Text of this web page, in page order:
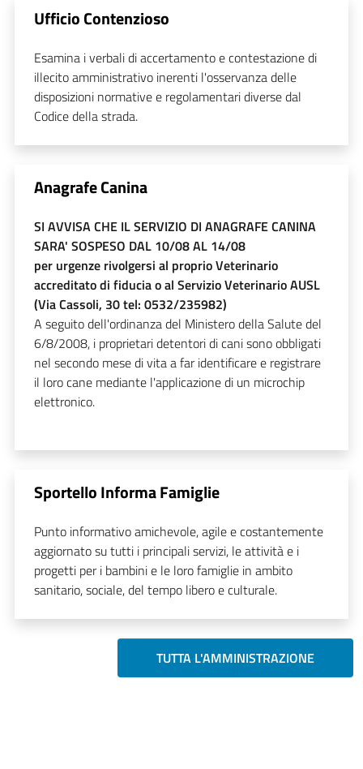
Ufficio Contenzioso
Esamina i verbali di accertamento e contestazione di
illecito amministrativo inerenti l'osservanza delle
disposizioni normative e regolamentari diverse dal
Codice della strada.
Anagrafe Canina
SI AVVISA CHE IL SERVIZIO DI ANAGRAFE CANINA
SARA' SOSPESO DAL 10/08 AL 14/08
per urgenze rivolgersi al proprio Veterinario
accreditato di fiducia o al Servizio Veterinario AUSL
(Via Cassoli, 30 tel: 0532/235982)
A seguito dell'ordinanza del Ministero della Salute del
6/8/2008, i proprietari detentori di cani sono obbligati
nel secondo mese di vita a far identificare e registrare
il loro cane mediante l'applicazione di un microchip
elettronico.
Sportello Informa Famiglie
Punto informativo amichevole, agile e costantemente
aggiornato su tutti i principali servizi, le attività e i
progetti per i bambini e le loro famiglie in ambito
sanitario, sociale, del tempo libero e culturale.
TUTTA L'AMMINISTRAZIONE